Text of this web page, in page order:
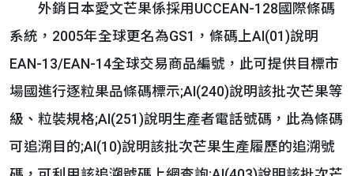
外銷日本愛文芒果係採用UCCEAN-128國際條碼
系統，2005年全球更名為GS1，條碼上AI(01)說明
EAN-13/EAN-14全球交易商品編號，此可提供目標市
場國進行逐粒果品條碼標示;AI(240)說明該批次芒果等
級、粒裝規格;AI(251)說明生產者電話號碼，此為條碼
可追溯目的;AI(10)說明該批次芒果生產履歷的追溯號